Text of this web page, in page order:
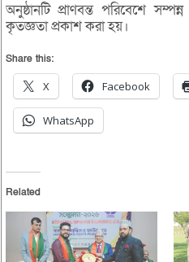
অনুষ্ঠানটি প্রাণবন্ত পরিবেশে
কৃতজ্ঞতা প্রকাশ করা হয়।
Share this:
X Facebook
WhatsApp
Related